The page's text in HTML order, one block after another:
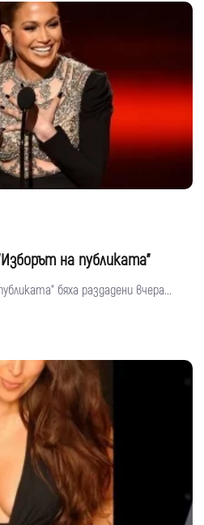
на публиката"
бяха раздадени вчера...